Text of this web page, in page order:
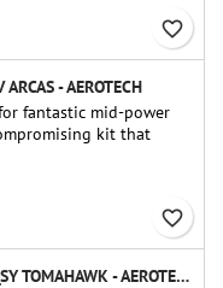
favorite_border
- AEROTECH
fantastic mid-power
kit that
a replica of one of
sounding-rocket ever.
favorite_border
ROCKET KIT IQSY TOMAHAWK - AEROTECH